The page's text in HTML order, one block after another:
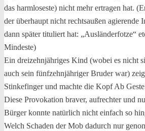
das harmloseste) nicht mehr ertragen hat.
der überhaupt nicht rechtsaußen agierende
dann später tituliert hat: „Ausländerfotze“
Mindeste)
Ein dreizehnjähriges Kind (wobei es nicht
auch sein fünfzehnjähriger Bruder war)
Stinkefinger und machte die Kopf Ab
Diese Provokation braver, aufrechter und
Bürger konnte natürlich nicht einfach so
Welch Schaden der Mob dadurch nur